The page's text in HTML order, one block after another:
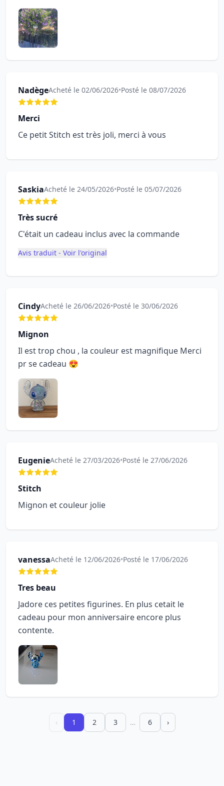
NadègeAcheté le 02/06/2026•Posté le 08/07/2026
Merci
Ce petit Stitch est très joli, merci à vous
SaskiaAcheté le 24/05/2026•Posté le 05/07/2026
Très sucré
C'était un cadeau inclus avec la commande
Avis traduit - Voir l'original
CindyAcheté le 26/06/2026•Posté le 30/06/2026
Mignon
Il est trop chou , la couleur est magnifique Merci
pr se cadeau 😍
EugenieAcheté le 27/03/2026•Posté le 27/06/2026
Stitch
Mignon et couleur jolie
vanessaAcheté le 12/06/2026•Posté le 17/06/2026
Tres beau
Jadore ces petites figurines. En plus cetait le
cadeau pour mon anniversaire encore plus
contente.
‹ 1 2 3 … 6 ›